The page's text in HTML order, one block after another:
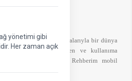
yönetimi gibi
Her zaman açık
YENİLENDİ
yolcu dostu uygulamalarıyla bir dünya
tarafından geliştirilen ve kullanıma
ilgi gören Uçuş Rehberim mobil